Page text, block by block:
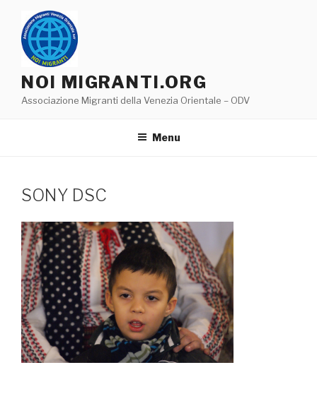
contenuto
NOI MIGRANTI.ORG
Associazione Migranti della Venezia Orientale – ODV
Menu
SONY DSC